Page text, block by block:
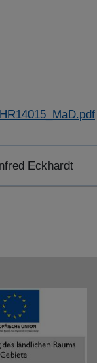
Eckhardt